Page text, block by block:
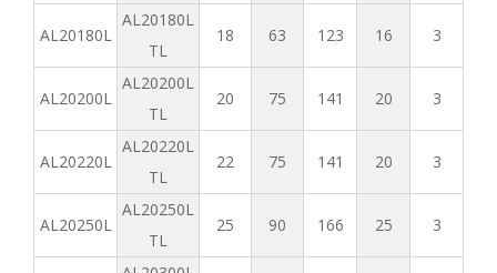
AL20180L
AL20180L
TL
18 63 123 16 3
AL20200L
AL20200L
TL
20 75 141 20 3
AL20220L
AL20220L
TL
22 75 141 20 3
AL20250L
AL20250L
TL
25 90 166 25 3